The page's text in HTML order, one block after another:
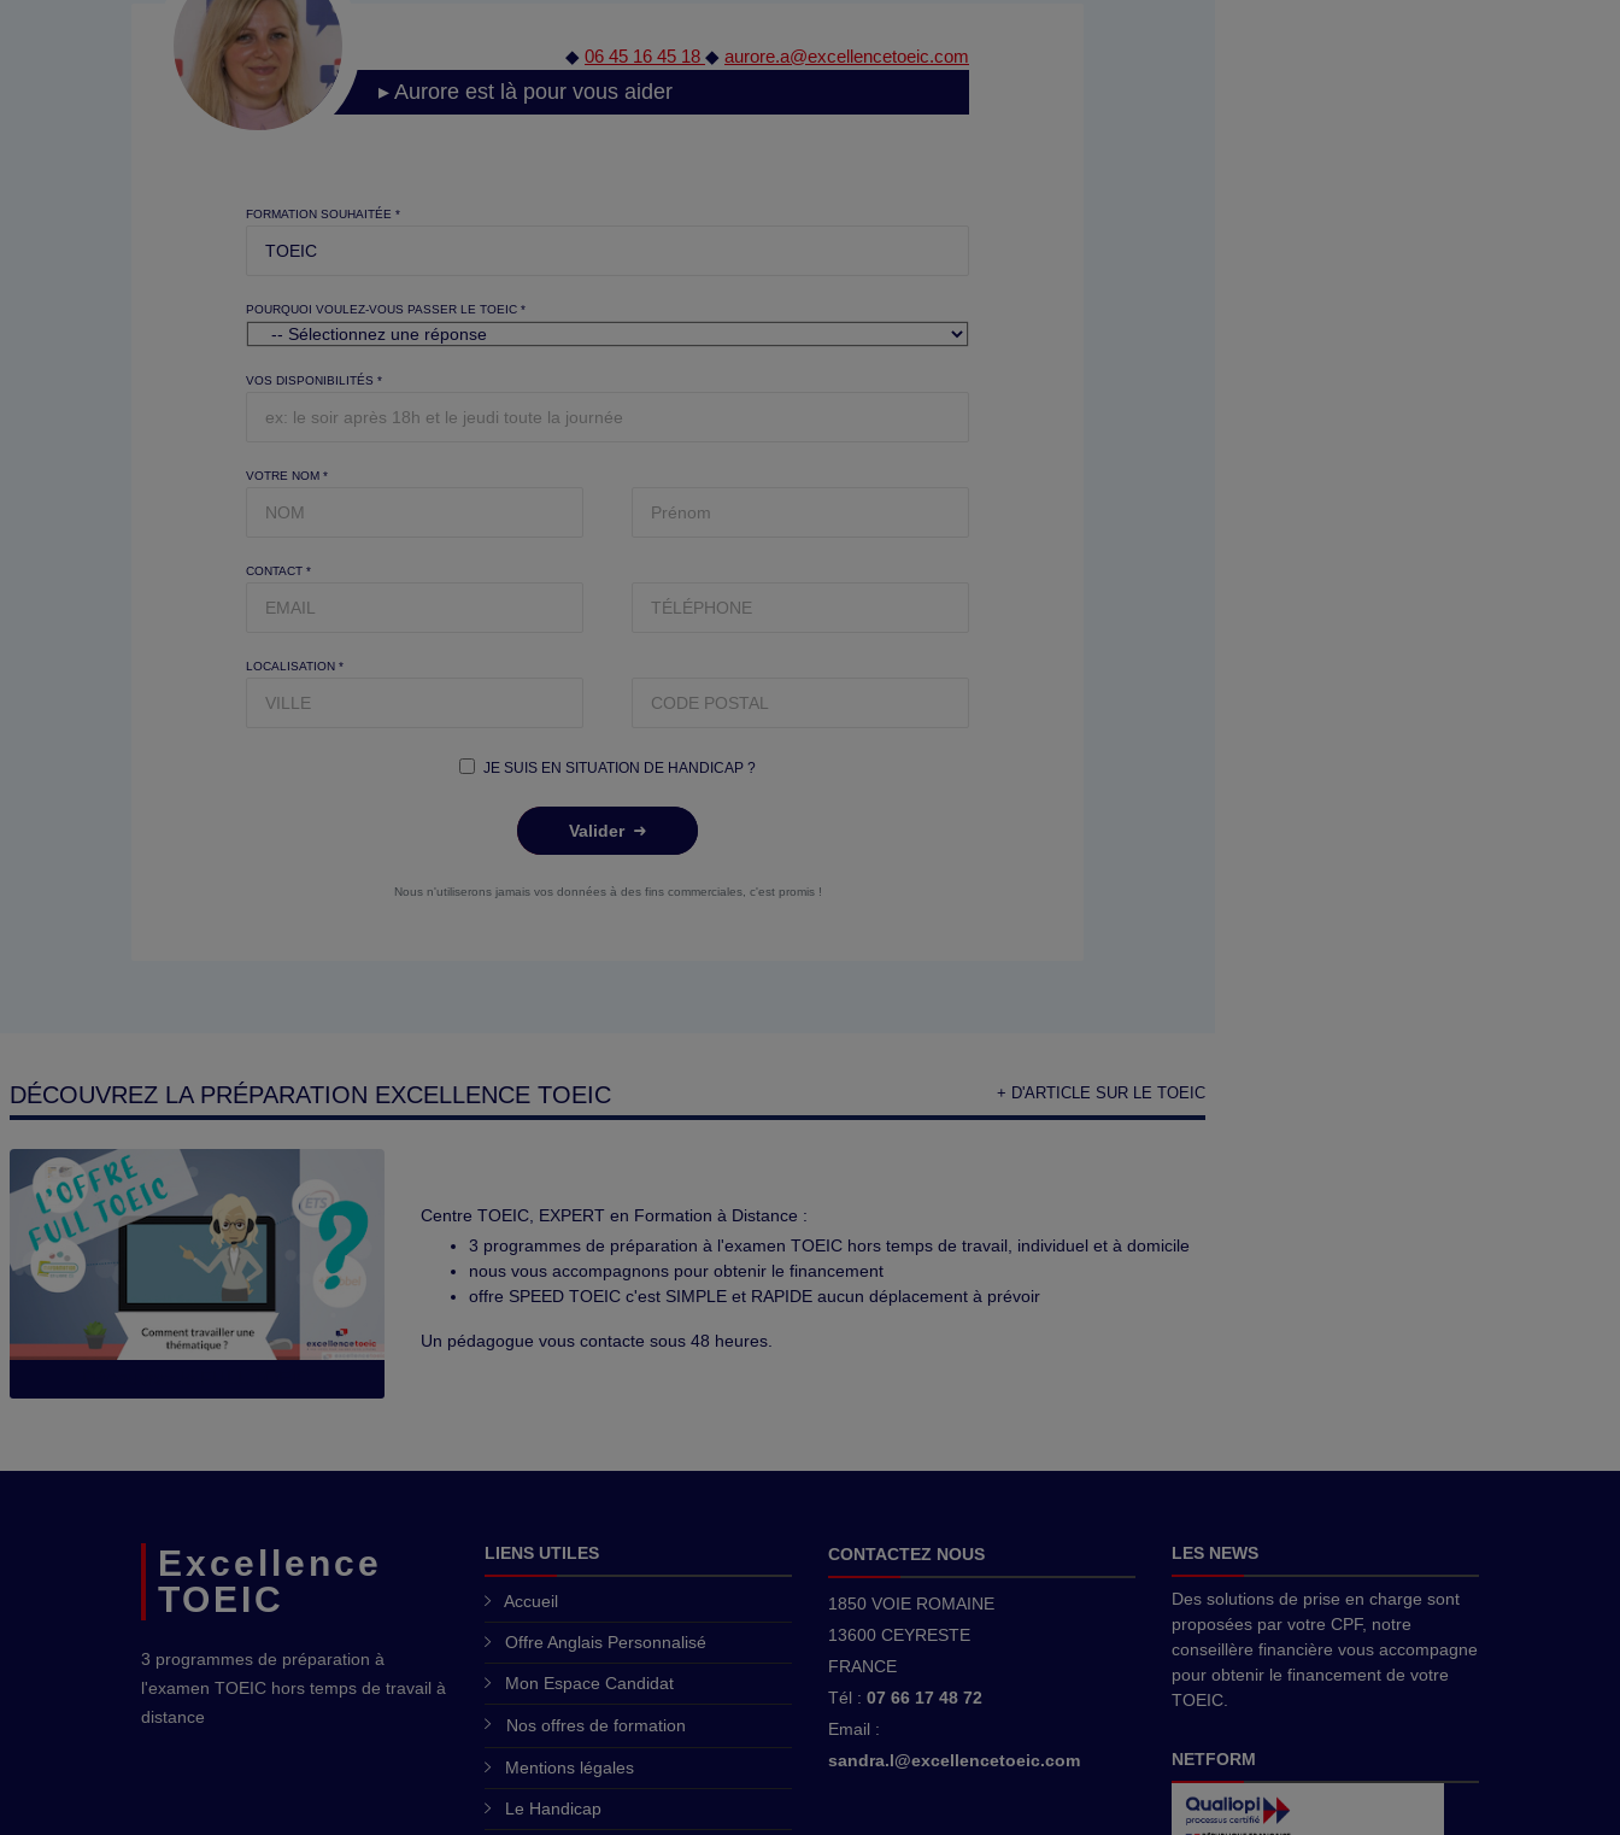
◆ 06 45 16 45 18 ◆ aurore.a@excellencetoeic.com
▸ Aurore est là pour vous aider
FORMATION SOUHAITÉE *
POURQUOI VOULEZ-VOUS PASSER LE TOEIC *
VOS DISPONIBILITÉS *
VOTRE NOM *
CONTACT *
LOCALISATION *
JE SUIS EN SITUATION DE HANDICAP ?
Valider
Nous n'utiliserons jamais vos données à des fins commerciales, c'est promis !
DÉCOUVREZ LA PRÉPARATION EXCELLENCE TOEIC + D'ARTICLE SUR LE TOEIC
Centre TOEIC, EXPERT en Formation à Distance :
3 programmes de préparation à l'examen TOEIC hors temps de travail, individuel et à domicile
nous vous accompagnons pour obtenir le financement
offre SPEED TOEIC c'est SIMPLE et RAPIDE aucun déplacement à prévoir
Un pédagogue vous contacte sous 48 heures.
Excellence
TOEIC
3 programmes de préparation à
l'examen TOEIC hors temps de travail à
distance
LIENS UTILES
Accueil
Offre Anglais Personnalisé
Mon Espace Candidat
Nos offres de formation
Mentions légales
Le Handicap
CONTACTEZ NOUS
1850 VOIE ROMAINE
13600 CEYRESTE
FRANCE
Tél : 07 66 17 48 72
Email :
sandra.l@excellencetoeic.com
LES NEWS
Des solutions de prise en charge sont
proposées par votre CPF, notre
conseillère financière vous accompagne
pour obtenir le financement de votre
TOEIC.
NETFORM